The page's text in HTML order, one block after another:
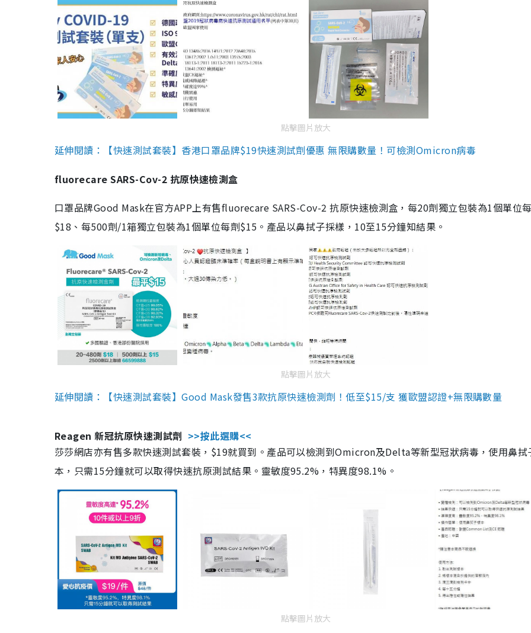
點擊圖片放大
延伸閱讀：【快速測試套裝】香港口罩品牌$19快速測試劑優惠 無限購數量！可檢測Omicron病毒
fluorecare SARS-Cov-2 抗原快速檢測盒
口罩品牌Good Mask在官方APP上有售fluorecare SARS-Cov-2 抗原快速檢測盒，每20劑獨立包裝為1個單位
$18、每500劑/1箱獨立包裝為1個單位每劑$15。產品以鼻拭子採樣，10至15分鐘知結果。
點擊圖片放大
延伸閱讀：【快速測試套裝】Good Mask發售3款抗原快速檢測劑！低至$15/支 獲歐盟認證+無限購數量
Reagen 新冠抗原快速測試劑 >>按此選購<<
莎莎網店亦有售多款快速測試套裝，$19就買到。產品可以檢測到Omicron及Delta等新型冠狀病毒，使用鼻拭
本，只需15分鐘就可以取得快速抗原測試結果。靈敏度95.2%，特異度98.1%。
點擊圖片放大